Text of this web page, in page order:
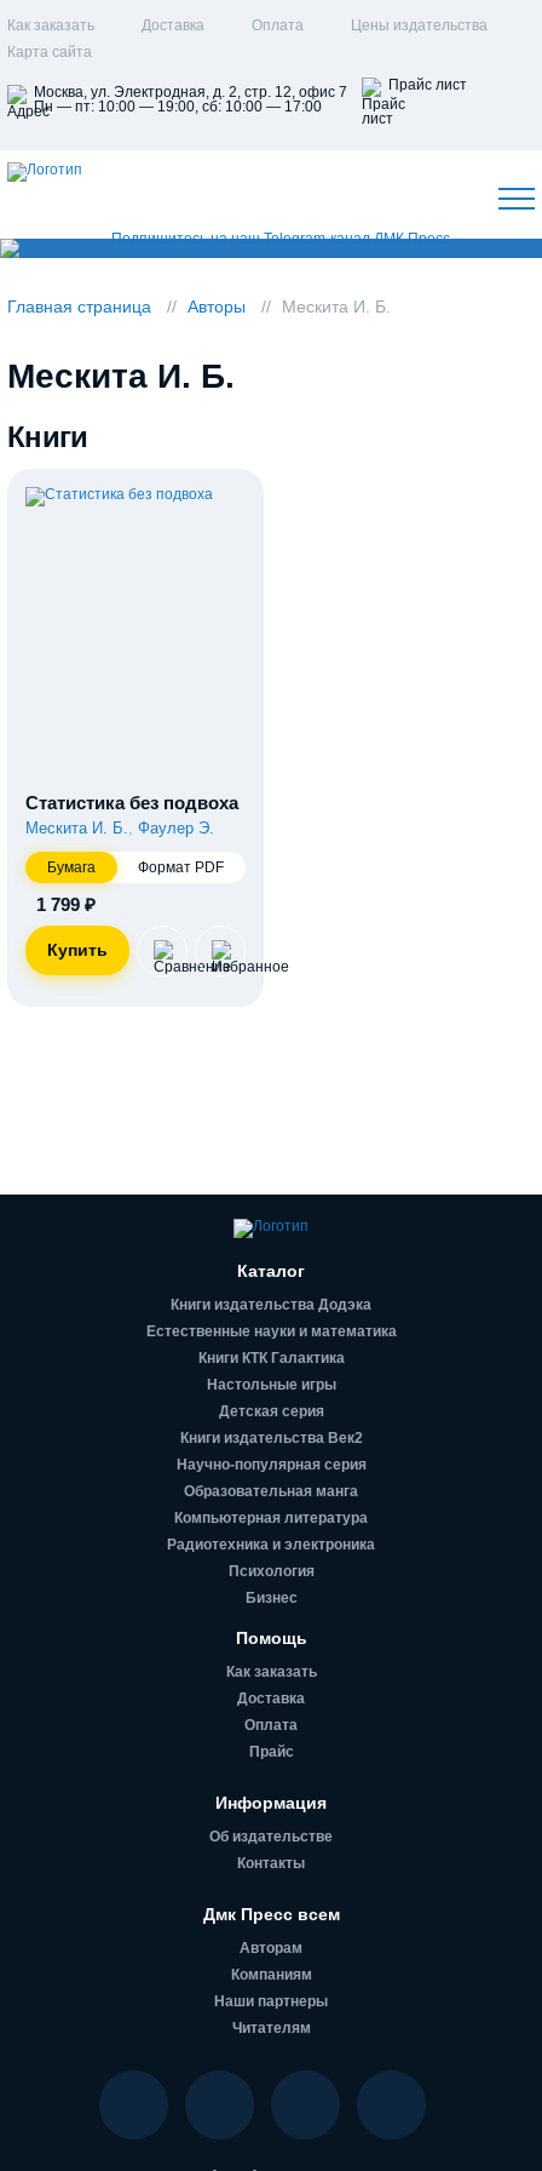
Как заказать Доставка Оплата
Цены издательства
Карта сайта
Москва, ул. Электродная, д. 2, стр. 12, офис 7
Пн — пт: 10:00 — 19:00, сб: 10:00 — 17:00
Прайс лист
Главная страница Авторы Мескита И. Б.
Мескита И. Б.
Книги
Статистика без подвоха
Мескита И. Б. Фаулер Э.
Бумага Формат PDF
1 799 ₽
Каталог
Книги издательства Додэка
Естественные науки и математика
Книги КТК Галактика
Настольные игры
Детская серия
Книги издательства Век2
Научно-популярная серия
Образовательная манга
Компьютерная литература
Радиотехника и электроника
Психология
Бизнес
Помощь
Как заказать
Доставка
Оплата
Прайс
Информация
Об издательстве
Контакты
Дмк Пресс всем
Авторам
Компаниям
Наши партнеры
Читателям